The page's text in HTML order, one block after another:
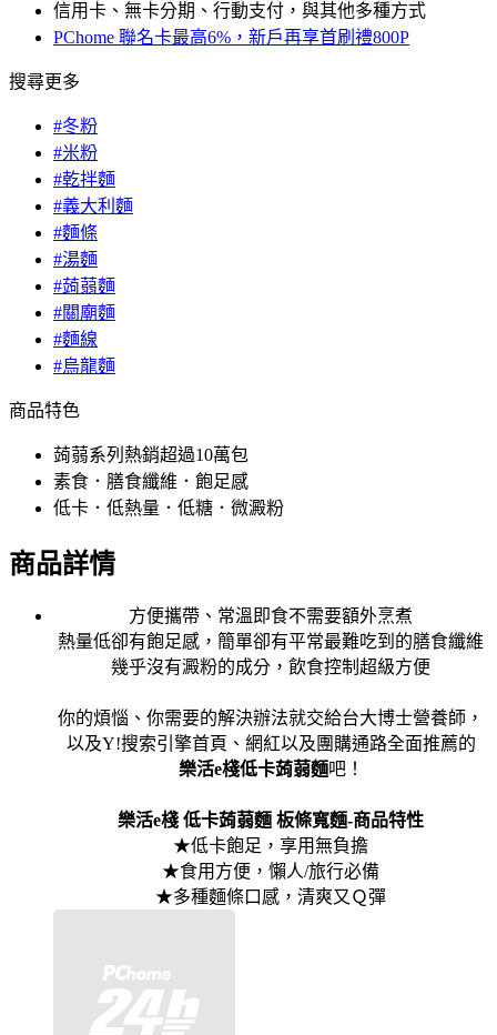
信用卡、無卡分期、行動支付，與其他多種方式
PChome 聯名卡最高6%，新戶再享首刷禮800P
搜尋更多
#冬粉
#米粉
#乾拌麵
#義大利麵
#麵條
#湯麵
#蒟蒻麵
#關廟麵
#麵線
#烏龍麵
商品特色
蒟蒻系列熱銷超過10萬包
素食．膳食纖維．飽足感
低卡．低熱量．低糖．微澱粉
商品詳情
方便攜帶、常溫即食不需要額外烹煮
熱量低卻有飽足感，簡單卻有平常最難吃到的膳食纖維
幾乎沒有澱粉的成分，飲食控制超級方便
你的煩惱、你需要的解決辦法就交給台大博士營養師，
以及Y!搜索引擎首頁、網紅以及團購通路全面推薦的
樂活e棧低卡蒟蒻麵吧！
樂活e棧 低卡蒟蒻麵 板條寬麵-商品特性
★低卡飽足，享用無負擔
★食用方便，懶人/旅行必備
★多種麵條口感，清爽又Ｑ彈